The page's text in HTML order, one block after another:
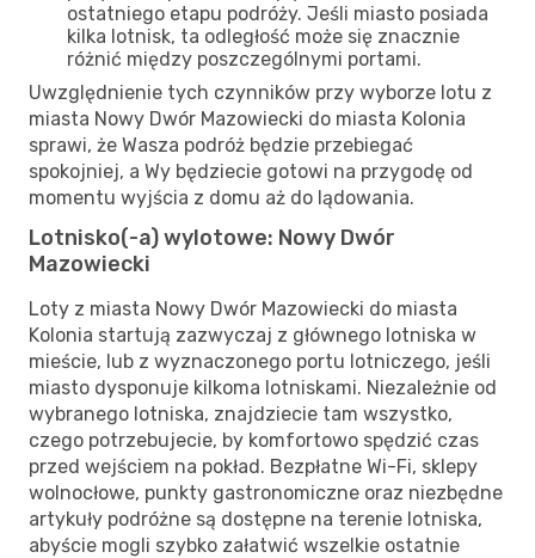
ostatniego etapu podróży. Jeśli miasto posiada
kilka lotnisk, ta odległość może się znacznie
różnić między poszczególnymi portami.
Uwzględnienie tych czynników przy wyborze lotu z
miasta Nowy Dwór Mazowiecki do miasta Kolonia
sprawi, że Wasza podróż będzie przebiegać
spokojniej, a Wy będziecie gotowi na przygodę od
momentu wyjścia z domu aż do lądowania.
Lotnisko(-a) wylotowe: Nowy Dwór
Mazowiecki
Loty z miasta Nowy Dwór Mazowiecki do miasta
Kolonia startują zazwyczaj z głównego lotniska w
mieście, lub z wyznaczonego portu lotniczego, jeśli
miasto dysponuje kilkoma lotniskami. Niezależnie od
wybranego lotniska, znajdziecie tam wszystko,
czego potrzebujecie, by komfortowo spędzić czas
przed wejściem na pokład. Bezpłatne Wi-Fi, sklepy
wolnocłowe, punkty gastronomiczne oraz niezbędne
artykuły podróżne są dostępne na terenie lotniska,
abyście mogli szybko załatwić wszelkie ostatnie